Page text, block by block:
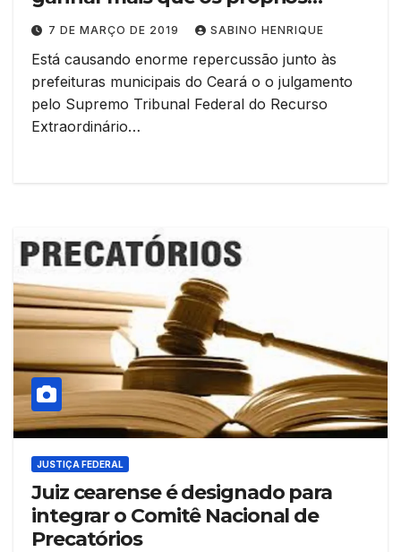
prefeitos
7 DE MARÇO DE 2019 SABINO HENRIQUE
Está causando enorme repercussão junto às
prefeituras municipais do Ceará o o julgamento
pelo Supremo Tribunal Federal do Recurso
Extraordinário…
JUSTIÇA FEDERAL
Juiz cearense é designado para
integrar o Comitê Nacional de
Precatórios